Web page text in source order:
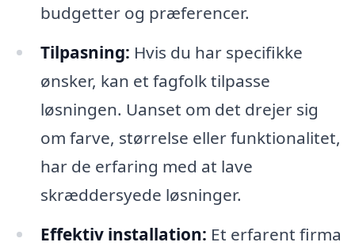
budgetter og præferencer.
Tilpasning: Hvis du har specifikke
ønsker, kan et fagfolk tilpasse
løsningen. Uanset om det drejer sig
om farve, størrelse eller funktionalitet,
har de erfaring med at lave
skræddersyede løsninger.
Effektiv installation: Et erfarent firma